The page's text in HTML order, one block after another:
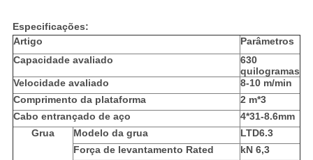
Especificações:
Artigo
Parâmetros
Capacidade avaliado
630
quilogramas
Velocidade avaliado
8-10 m/min
Comprimento da plataforma
2 m*3
Cabo entrançado de aço
4*31-8.6mm
Grua
Modelo da grua
LTD6.3
Força de levantamento Rated
kN 6,3